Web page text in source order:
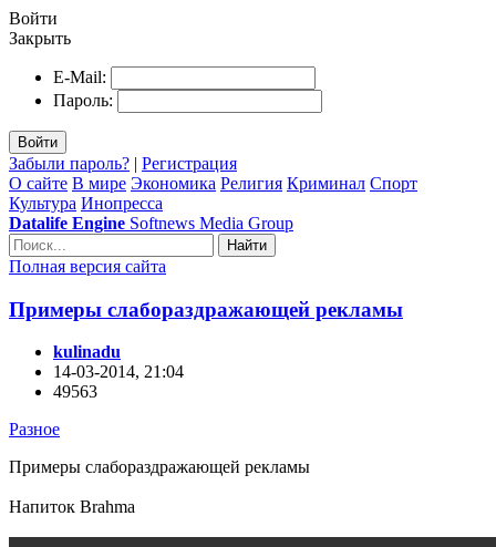
Войти
Закрыть
E-Mail:
Пароль:
Войти
Забыли пароль? | Регистрация
О сайте В мире Экономика Религия Криминал Спорт
Культура Инопресса
Datalife Engine Softnews Media Group
Найти
Полная версия сайта
Примеры слабораздражающей рекламы
kulinadu
14-03-2014, 21:04
49563
Разное
Примеры слабораздражающей рекламы
Напиток Brahma